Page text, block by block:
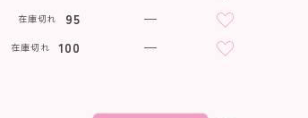
95
在庫切れ
—
100
在庫切れ —